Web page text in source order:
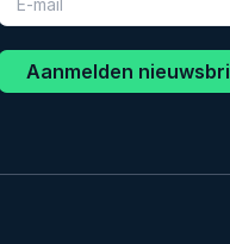
Aanmelden